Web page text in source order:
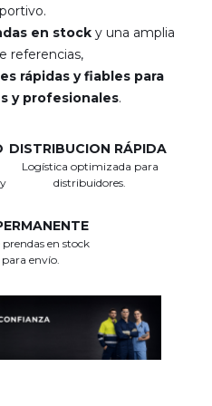
en stock y una amplia
referencias,
rápidas y fiables para
y profesionales.
DISTRIBUCION RÁPIDA
Logística optimizada para
distribuidores.
prendas en stock
para envío.